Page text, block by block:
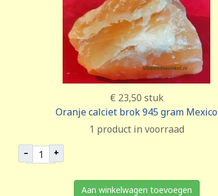
€ 23,50 stuk
Oranje calciet brok 945 gram Mexico
1 product in voorraad
– +
Aan winkelwagen toevoegen